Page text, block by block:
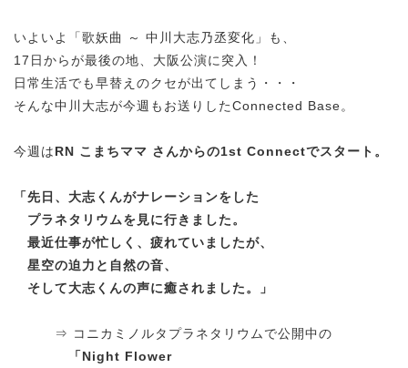
いよいよ「歌妖曲 ～ 中川大志乃丞変化」も、
17日からが最後の地、大阪公演に突入！
日常生活でも早替えのクセが出てしまう・・・
そんな中川大志が今週もお送りしたConnected Base。
今週はRN こまちママ さんからの1st Connectでスタート。
「先日、大志くんがナレーションをした
プラネタリウムを見に行きました。
最近仕事が忙しく、疲れていましたが、
星空の迫力と自然の音、
そして大志くんの声に癒されました。
」
⇒ コニカミノルタプラネタリウムで公開中の
「Night Flower